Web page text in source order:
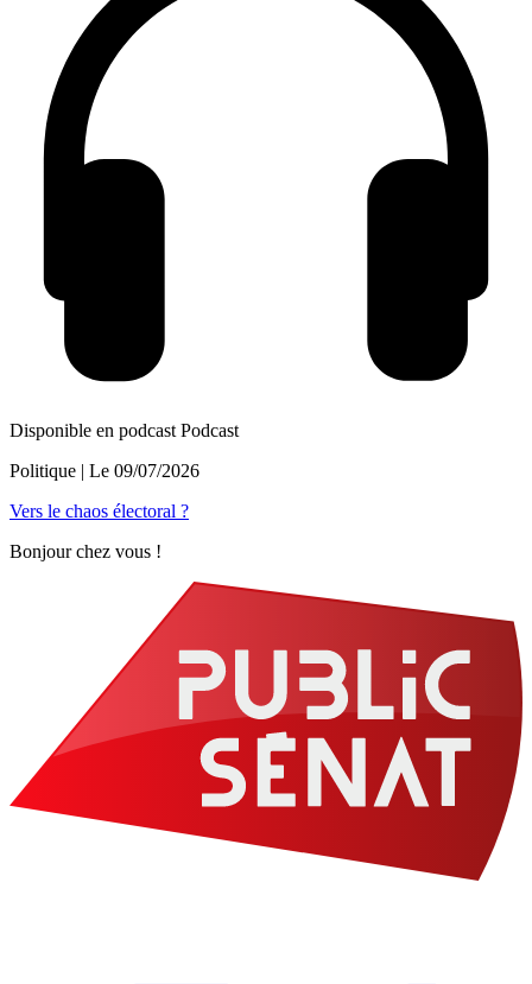
Disponible en podcast Podcast
Politique | Le 09/07/2026
Vers le chaos électoral ?
Bonjour chez vous !